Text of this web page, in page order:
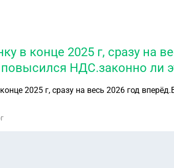
в конце 2025 г, сразу на
НДС.законно ли
2025 г, сразу на весь 2026 год